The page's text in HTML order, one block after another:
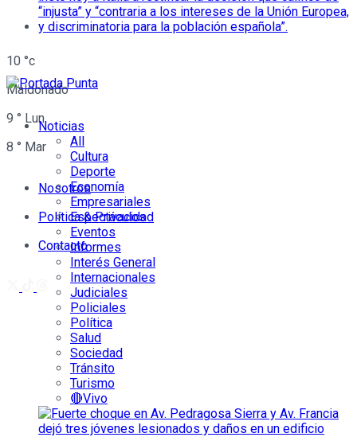
10 °c
Maldonado
9 ° Lun
8 ° Mar
Nosotros
Política & Privacidad
Contacto
Noticias
All
Cultura
Deporte
Economía
Empresariales
Espectáculos
Eventos
Informes
Interés General
Internacionales
Judiciales
Policiales
Política
Salud
Sociedad
Tránsito
Turismo
🔴Vivo